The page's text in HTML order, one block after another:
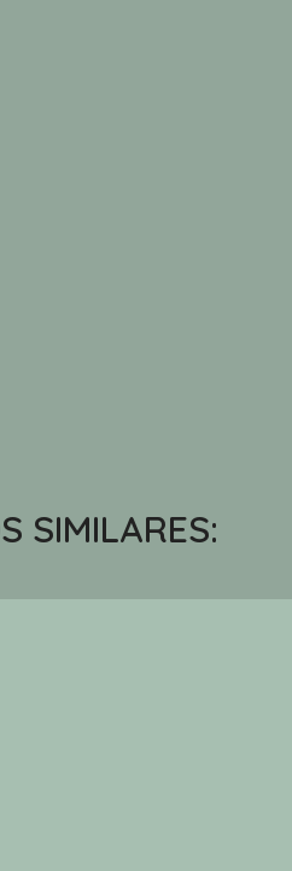
SIMILARES: